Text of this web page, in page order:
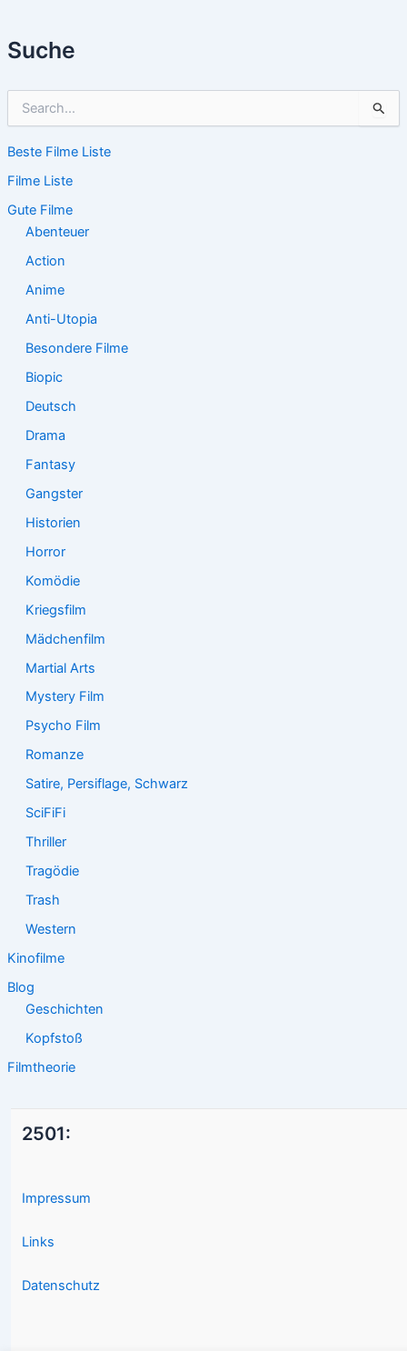
Suche
h
n
n
Beste Filme Liste
Filme Liste
Gute Filme
Abenteuer
Action
Anime
Anti-Utopia
Besondere Filme
Biopic
Deutsch
Drama
Fantasy
Gangster
Historien
Horror
Komödie
Kriegsfilm
Mädchenfilm
Martial Arts
Mystery Film
Psycho Film
Romanze
Satire, Persiflage, Schwarz
SciFiFi
Thriller
Tragödie
Trash
Western
Kinofilme
Blog
Geschichten
Kopfstoß
Filmtheorie
2501:
Impressum
Links
Datenschutz